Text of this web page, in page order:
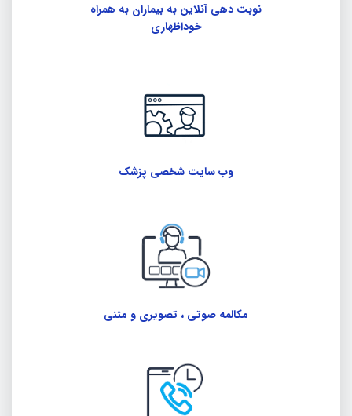
نوبت دهی آنلاین به بیماران به همراه
خوداظهاری
وب سایت شخصی پزشک
مکالمه صوتی ، تصویری و متنی